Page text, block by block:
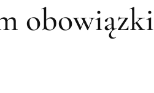
obowiązki